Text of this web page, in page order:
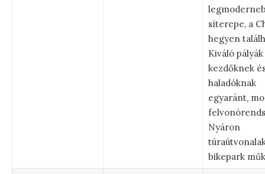
síterepe, a
hegyen
Kiváló pályák
kezdőknek
haladóknak
egyaránt,
Nyáron
bikepark